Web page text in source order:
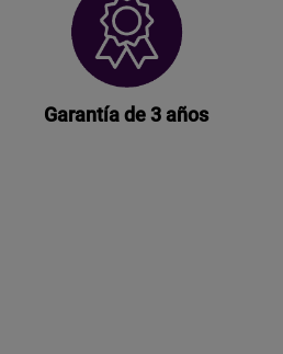
Garantía de 3 años